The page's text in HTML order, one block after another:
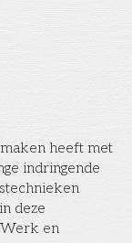
heeft met
indringende
deze
en